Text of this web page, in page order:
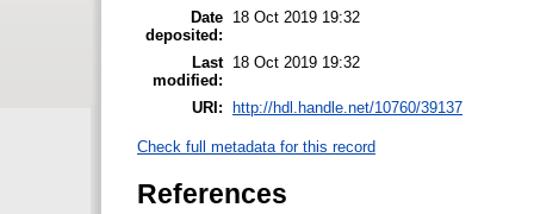
Date
deposited:
18 Oct 2019 19:32
Last
modified:
18 Oct 2019 19:32
URI: http://hdl.handle.net/10760/39137
Check full metadata for this record
References